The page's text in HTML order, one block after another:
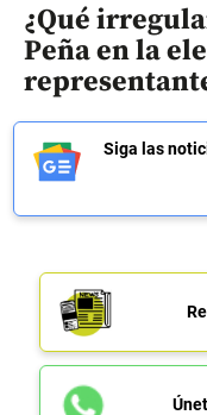
¿Qué
Peña en la
Siga las